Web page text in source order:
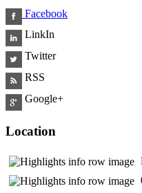
Facebook
LinkIn
Twitter
RSS
Google+
Location